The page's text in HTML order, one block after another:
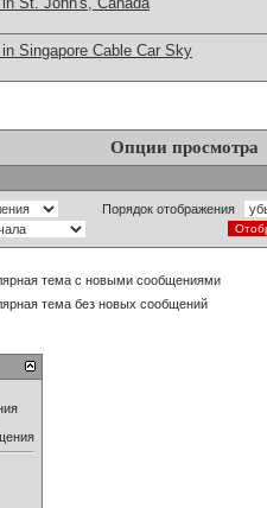
Singapore Cable Car Sky
Опции просмотра
Порядок отображения
тема с новыми сообщениями
тема без новых сообщений